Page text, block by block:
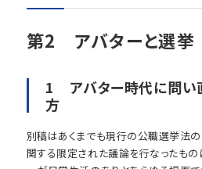
第2 アバターと選挙
1 アバター時代に問い
方
別稿はあくまでも現行の公職選挙法
関する限定された議論を行なったもの